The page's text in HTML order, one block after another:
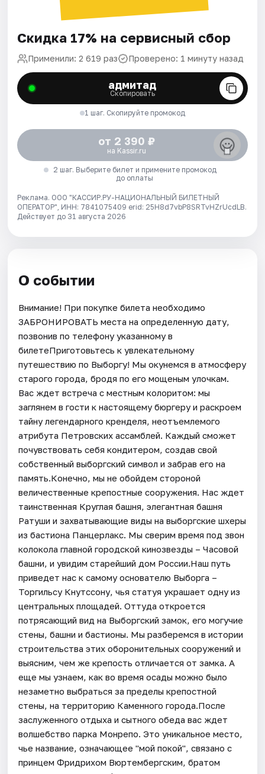
Скидка 17% на сервисный сбор
Применили: 2 619 раз Проверено: 1 минуту назад
адмитад
Скопировать
1 шаг. Скопируйте промокод
от 2 390 ₽
на Kassir.ru
2 шаг. Выберите билет и примените промокод
до оплаты
Реклама. ООО "КАССИР.РУ-НАЦИОНАЛЬНЫЙ БИЛЕТНЫЙ
ОПЕРАТОР", ИНН: 7841075409 erid: 25H8d7vbP8SRTvHZrUcdLB.
Действует до 31 августа 2026
О событии
Внимание! При покупке билета необходимо
ЗАБРОНИРОВАТЬ места на определенную дату,
позвонив по телефону указанному в
билетеПриготовьтесь к увлекательному
путешествию по Выборгу! Мы окунемся в атмосферу
старого города, бродя по его мощеным улочкам.
Вас ждет встреча с местным колоритом: мы
заглянем в гости к настоящему бюргеру и раскроем
тайну легендарного кренделя, неотъемлемого
атрибута Петровских ассамблей. Каждый сможет
почувствовать себя кондитером, создав свой
собственный выборгский символ и забрав его на
память.Конечно, мы не обойдем стороной
величественные крепостные сооружения. Нас ждет
таинственная Круглая башня, элегантная башня
Ратуши и захватывающие виды на выборгские шхеры
из бастиона Панцерлакс. Мы сверим время под звон
колокола главной городской кинозвезды – Часовой
башни, и увидим старейший дом России.Наш путь
приведет нас к самому основателю Выборга –
Торгильсу Кнутссону, чья статуя украшает одну из
центральных площадей. Оттуда откроется
потрясающий вид на Выборгский замок, его могучие
стены, башни и бастионы. Мы разберемся в истории
строительства этих оборонительных сооружений и
выясним, чем же крепость отличается от замка. А
еще мы узнаем, как во время осады можно было
незаметно выбраться за пределы крепостной
стены, на территорию Каменного города.После
заслуженного отдыха и сытного обеда вас ждет
волшебство парка Монрепо. Это уникальное место,
чье название, означающее "мой покой", связано с
принцем Фридрихом Вюртембергским, братом